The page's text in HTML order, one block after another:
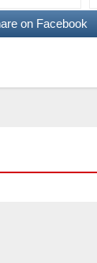
on Facebook